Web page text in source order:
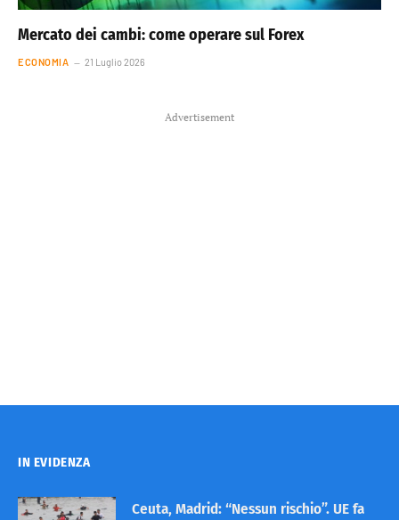
Mercato dei cambi: come operare sul Forex
ECONOMIA 21 Luglio 2026
Advertisement
IN EVIDENZA
Ceuta, Madrid: “Nessun rischio”. UE fa